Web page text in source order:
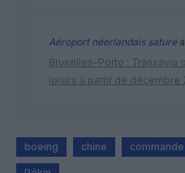
Aéroport néerlandais saturéa
Bruxelles–Porto : Transavia
loisirs à partir de décembre
boeing chine